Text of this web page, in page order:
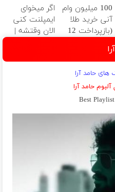
100 میلیون وام
آنی خرید طلا
(بازپرداخت 12
اگر میخوای
ایمپلنت کنی
الان وقتشه |
های حامد آرا
آلبوم حامد آرا
Best